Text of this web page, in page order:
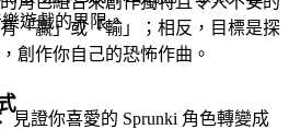
遊戲的界限。
見證你喜愛的 Sprunki 角色轉變成
「贏」或「輸」；相反，目標是探
創作你自己的恐怖作曲。